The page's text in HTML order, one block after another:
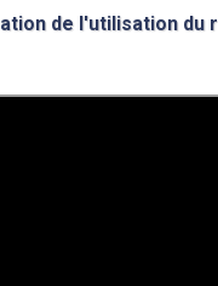
de l'utilisation du